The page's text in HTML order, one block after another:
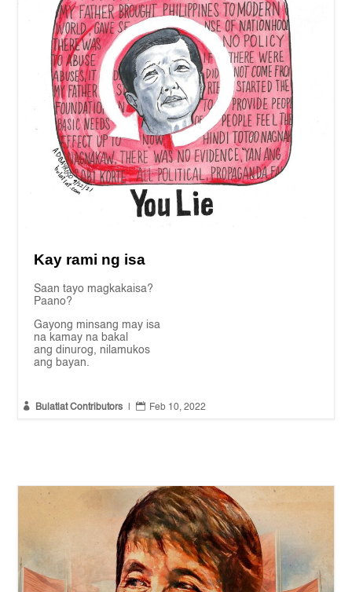
Kay rami ng isa
Saan tayo magkakaisa?
Paano?
Gayong minsang may isa
na kamay na bakal
ang dinurog, nilamukos
ang bayan.
 Bulatlat Contributors  Feb 10, 2022